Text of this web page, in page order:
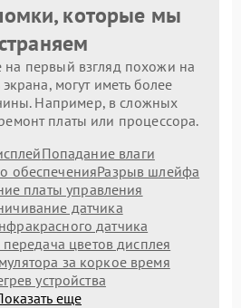
которые мы
первый взгляд похожи на
могут иметь более
Например, в сложных
платы или процессора.
Попадание влаги
обеспеченияРазрыв шлейфа
платы управления
датчика
датчика
цветов дисплея
за коркое время
устройства
еще